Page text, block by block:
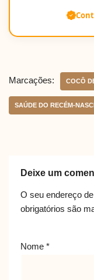
Marcações: COCÔ
SAÚDE DO RECÉM-
Deixe um
O seu endereço
obrigatórios são
Nome *